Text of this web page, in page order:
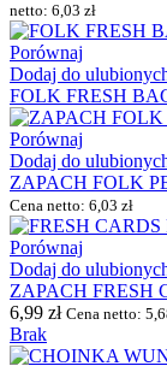
netto: 6,03 zł
Porównaj
Dodaj do
FOLK FRESH
Porównaj
Dodaj do
ZAPACH FOLK
Cena netto: 6,03 zł
Porównaj
Dodaj do
ZAPACH FRESH
6,99 zł Cena netto:
Brak